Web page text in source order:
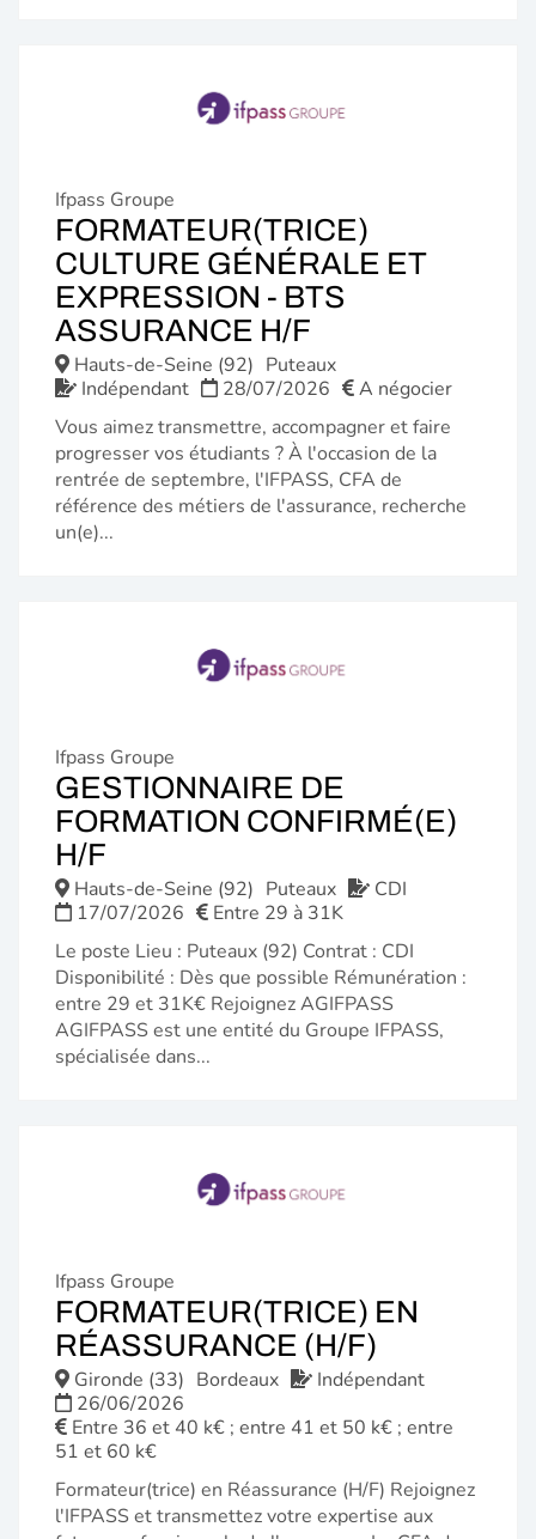
Ifpass Groupe
FORMATEUR(TRICE)
CULTURE GÉNÉRALE ET
EXPRESSION - BTS
ASSURANCE H/F
FENÊTRE)
Hauts-de-Seine (92) Puteaux
Indépendant
28/07/2026
A négocier
Vous aimez transmettre, accompagner et faire
progresser vos étudiants ? À l'occasion de la
rentrée de septembre, l'IFPASS, CFA de
référence des métiers de l'assurance, recherche
un(e)...
Ifpass Groupe
GESTIONNAIRE DE
FORMATION CONFIRMÉ(E)
H/F
FENÊTRE)
Hauts-de-Seine (92) Puteaux
CDI
17/07/2026
Entre 29 à 31K
Le poste Lieu : Puteaux (92) Contrat : CDI
Disponibilité : Dès que possible Rémunération :
entre 29 et 31K€ Rejoignez AGIFPASS
AGIFPASS est une entité du Groupe IFPASS,
spécialisée dans...
Ifpass Groupe
FORMATEUR(TRICE) EN
RÉASSURANCE (H/F)
FENÊTRE)
Gironde (33) Bordeaux
Indépendant
26/06/2026
Entre 36 et 40 k€ ; entre 41 et 50 k€ ; entre
51 et 60 k€
Formateur(trice) en Réassurance (H/F) Rejoignez
l'IFPASS et transmettez votre expertise aux